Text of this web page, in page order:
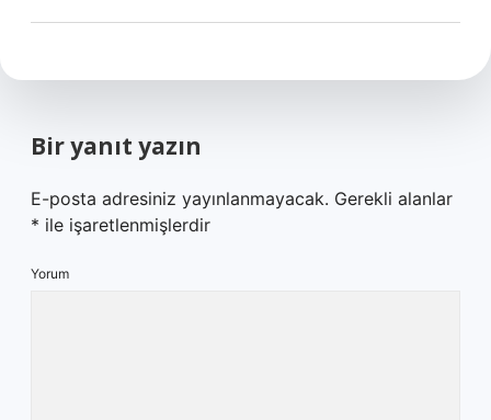
Bir yanıt yazın
E-posta adresiniz yayınlanmayacak. Gerekli alanlar
* ile işaretlenmişlerdir
Yorum